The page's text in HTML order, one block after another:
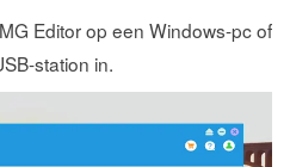
Editor op een Windows-pc of
station in.